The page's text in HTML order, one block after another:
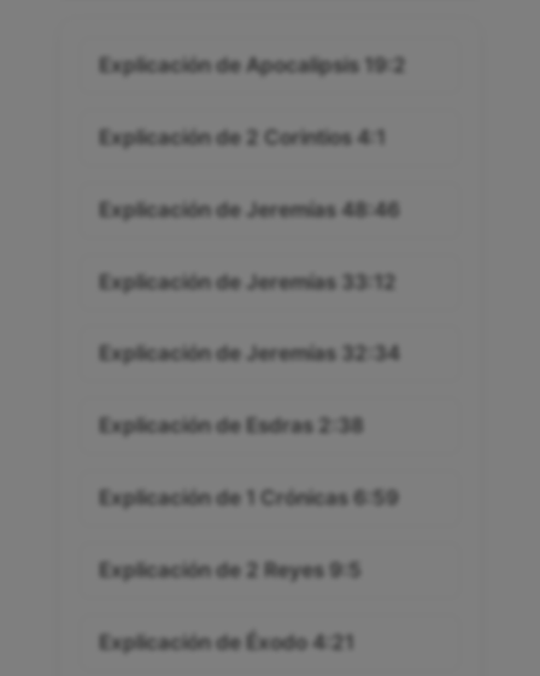
Explicación de Apocalipsis 19:2
Explicación de 2 Corintios 4:1
Explicación de Jeremías 48:46
Explicación de Jeremías 33:12
Explicación de Jeremías 32:34
Explicación de Esdras 2:38
Explicación de 1 Crónicas 6:59
Explicación de 2 Reyes 9:5
Explicación de Éxodo 4:21